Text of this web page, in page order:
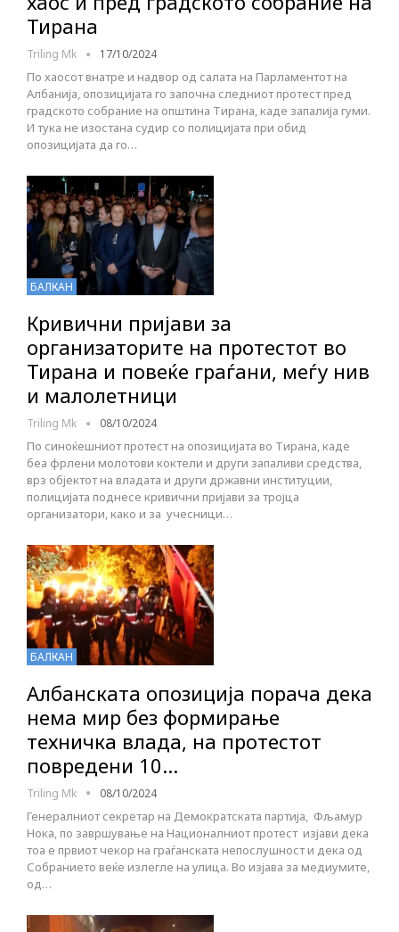
Тирана
Triling Mk 17/10/2024
По хаосот внатре и надвор од салата на Парламентот на
Албанија, опозицијата го започна следниот протест пред
градското собрание на општина Тирана, каде запалија гуми.
И тука не изостана судир со полицијата при обид
опозицијата да го…
БАЛКАН
Кривични пријави за
организаторите на протестот во
Тирана и повеќе граѓани, меѓу нив
и малолетници
Triling Mk 08/10/2024
По синоќешниот протест на опозицијата во Тирана, каде
беа фрлени молотови коктели и други запаливи средства,
врз објектот на владата и други државни институции,
полицијата поднесе кривични пријави за тројца
организатори, како и за учесници…
БАЛКАН
Албанската опозиција порача дека
нема мир без формирање
техничка влада, на протестот
повредени 10…
Triling Mk 08/10/2024
Генералниот секретар на Демократската партија, Фљамур
Нока, по завршување на Националниот протест изјави дека
тоа е првиот чекор на граѓанската непослушност и дека од
Собранието веќе излегле на улица. Во изјава за медиумите,
од…